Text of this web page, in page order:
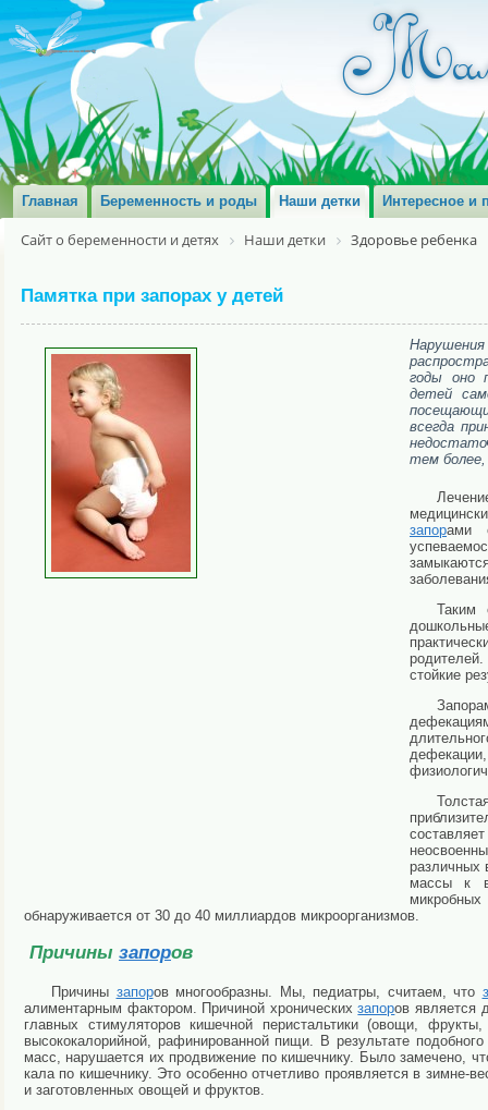
Главная Беременность и роды Наши детки Интересное и
Сайт о беременности и детях Наши детки Здоровье ребенка
Памятка при запорах у детей
годы оно
детей
всегда
тем
запорами
Таким
стойкие
различных
массы к
обнаруживается от 30 до 40 миллиардов микроорганизмов.
Причины запоров
Причины запоров многообразны. Мы, педиатры, считаем, что
алиментарным фактором. Причиной хроническихзапоров является
главных стимуляторов кишечной перистальтики (овощи,
высококалорийной, рафинированной пищи. В результате
масс, нарушается их продвижение по кишечнику. Было замечено,
кала по кишечнику. Это особенно отчетливо проявляется в зимне-
и заготовленных овощей и фруктов.